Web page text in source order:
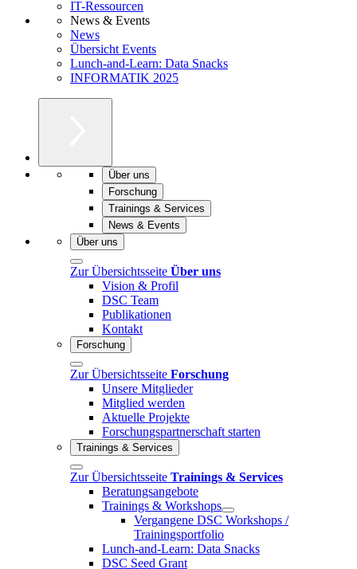
IT-Ressourcen
News & Events
News
Übersicht Events
Lunch-and-Learn: Data Snacks
INFORMATIK 2025
Über uns
Forschung
Trainings & Services
News & Events
Über uns
Zur Übersichtsseite Über uns
Vision & Profil
DSC Team
Publikationen
Kontakt
Forschung
Zur Übersichtsseite Forschung
Unsere Mitglieder
Mitglied werden
Aktuelle Projekte
Forschungspartnerschaft starten
Trainings & Services
Zur Übersichtsseite Trainings & Services
Beratungsangebote
Trainings & Workshops
Vergangene DSC Workshops /
Trainingsportfolio
Lunch-and-Learn: Data Snacks
DSC Seed Grant